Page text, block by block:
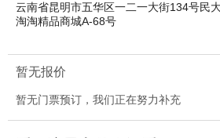
云南省昆明市五华区一二一大街134号民
淘淘精品商城A-68号
暂无报价
暂无门票预订，我们正在努力补充